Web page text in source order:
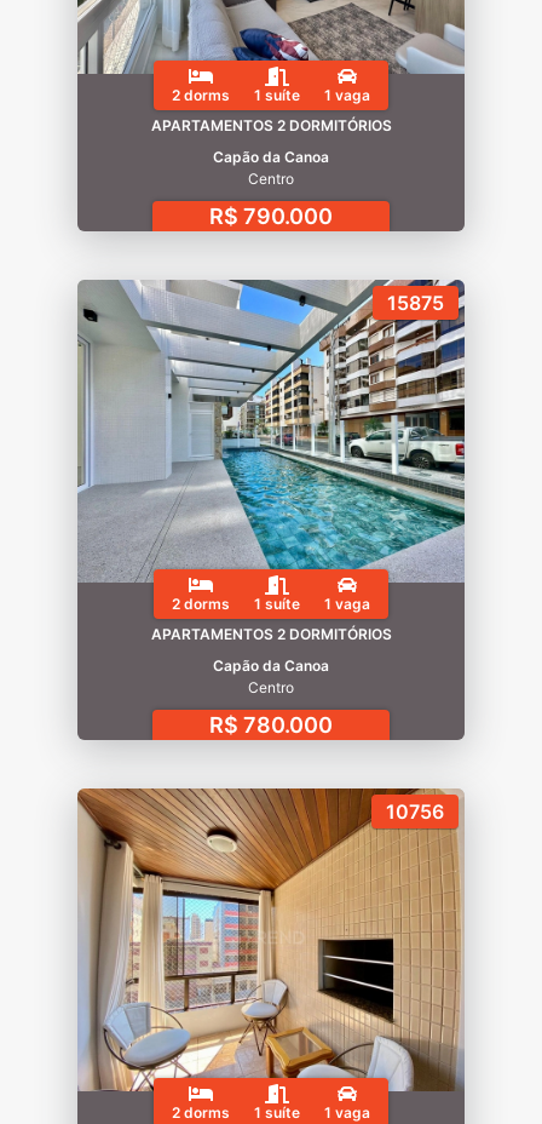
2 dorms 1 suíte
1 vaga
APARTAMENTOS 2 DORMITÓRIOS
Capão da Canoa
Centro
R$ 790.000
15875
2 dorms 1 suíte
1 vaga
APARTAMENTOS 2 DORMITÓRIOS
Capão da Canoa
Centro
R$ 780.000
10756
2 dorms 1 suíte
1 vaga